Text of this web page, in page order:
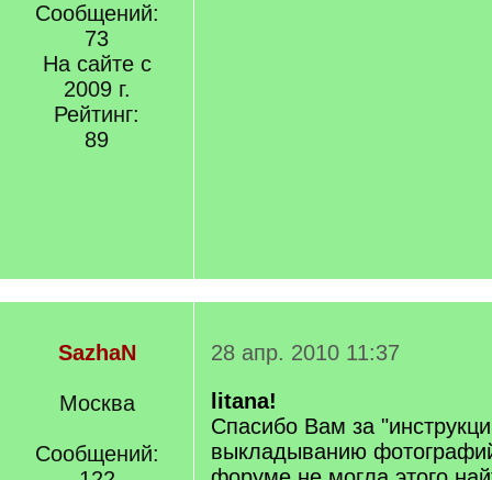
Сообщений:
73
На сайте с
2009 г.
Рейтинг:
89
SazhaN
Москва
Сообщений:
28 апр. 2010 11:37
litana!
Спасибо Вам за
выкладыванию